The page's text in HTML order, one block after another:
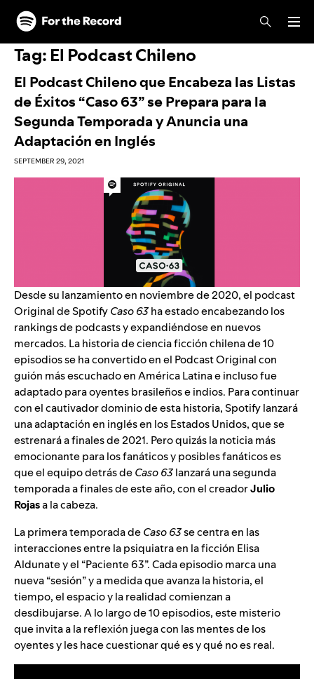
Skip to main content
Skip to footer
Tag: El Podcast Chileno
El Podcast Chileno que Encabeza las Listas
de Éxitos “Caso 63” se Prepara para la
Segunda Temporada y Anuncia una
Adaptación en Inglés
SEPTEMBER 29, 2021
Desde su lanzamiento en noviembre de 2020, el podcast
Original de SpotifyCaso 63ha estado encabezando los
rankings de podcasts y expandiéndose en nuevos
mercados. La historia de ciencia ficción chilena de 10
episodios se ha convertido en el Podcast Original con
guión más escuchado en América Latina e incluso fue
adaptado para oyentes brasileños e indios. Para continuar
con el cautivador dominio de esta historia, Spotify lanzará
una adaptación en inglés en los Estados Unidos, que se
estrenará a finales de 2021. Pero quizás la noticia más
emocionante para los fanáticos y posibles fanáticos es
que el equipo detrás deCaso 63lanzará una segunda
temporada a finales de este año, con el creadorJulio
Rojasa la cabeza.
La primera temporada deCaso 63se centra en las
interacciones entre la psiquiatra en la ficción Elisa
Aldunate y el “Paciente 63”. Cada episodio marca una
nueva “sesión” y a medida que avanza la historia, el
tiempo, el espacio y la realidad comienzan a
desdibujarse. A lo largo de 10 episodios, este misterio
que invita a la reflexión juega con las mentes de los
oyentes y les hace cuestionar qué es y qué no es real.